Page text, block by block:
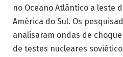
no Oceano Atlântico a leste
América do Sul. Os
analisaram ondas de
de testes nucleares